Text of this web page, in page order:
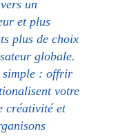
un
et plus
plus de choix
globale.
simple : offrir
votre
créativité et